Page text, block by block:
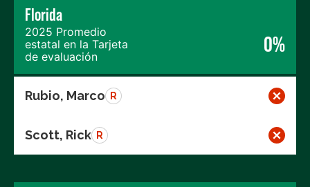
Florida
2025 Promedio
estatal en la Tarjeta
de evaluación
0%
Rubio, Marco R
Scott, Rick R